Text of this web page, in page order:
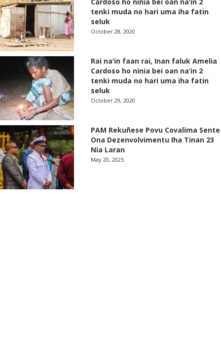
tenki muda no hari uma iha fatin
seluk
October 28, 2020
Rai na’in faan rai, Inan faluk Amelia
Cardoso ho ninia bei oan na’in 2
tenki muda no hari uma iha fatin
seluk
October 29, 2020
PAM Rekuñese Povu Covalima Sente
Ona Dezenvolvimentu Iha Tinan 23
Nia Laran
May 20, 2025